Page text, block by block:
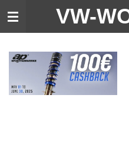
Ga
de
hoofdinhoud
VW-